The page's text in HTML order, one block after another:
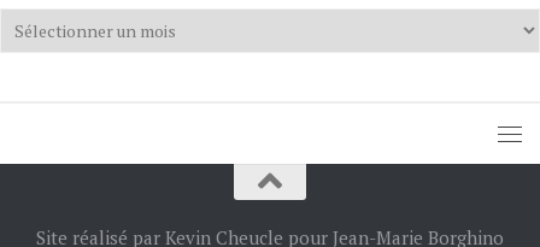
Archives
Site réalisé par Kevin Cheucle pour Jean-Marie Borghino